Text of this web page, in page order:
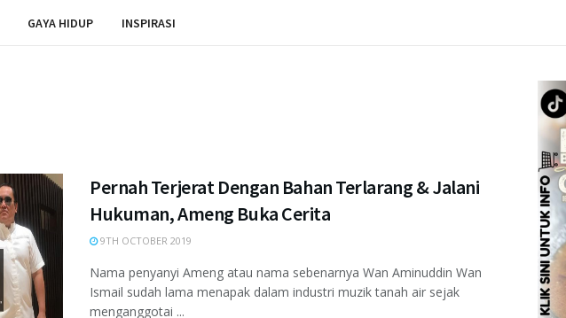
GAYA HIDUP INSPIRASI
Pernah Terjerat Dengan Bahan Terlarang & Jalani
Hukuman, Ameng Buka Cerita
9TH OCTOBER 2019
Nama penyanyi Ameng atau nama sebenarnya Wan Aminuddin Wan
Ismail sudah lama menapak dalam industri muzik tanah air sejak
menganggotai ...